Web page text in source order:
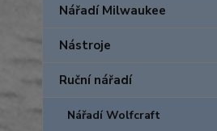
Nářadí Milwaukee
Nástroje
Ruční nářadí
Nářadí Wolfcraft